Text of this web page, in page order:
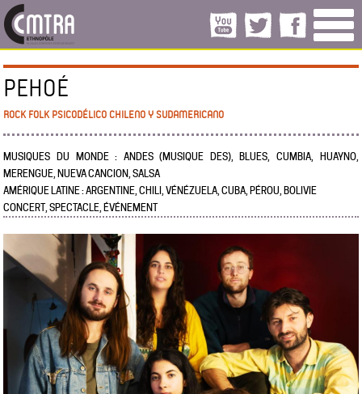
PEHOÉ
ROCK FOLK PSICODÉLICO CHILENO Y SUDAMERICANO
MUSIQUES DU MONDE : ANDES (MUSIQUE DES), BLUES, CUMBIA, HUAYNO,
MERENGUE, NUEVA CANCION, SALSA
AMÉRIQUE LATINE : ARGENTINE, CHILI, VÉNÉZUELA, CUBA, PÉROU, BOLIVIE
CONCERT, SPECTACLE, ÉVÉNEMENT